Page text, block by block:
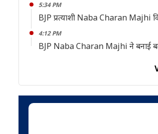
5:34 PM
BJP प्रत्याशी Naba Charan
4:12 PM
BJP Naba Charan Majhi ने बनाई